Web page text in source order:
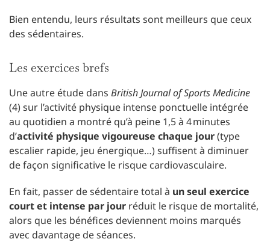
Bien entendu, leurs résultats sont meilleurs que ceux
des sédentaires.
Les exercices brefs
Une autre étude dans British Journal of Sports Medicine
(4) sur l’activité physique intense ponctuelle intégrée
au quotidien a montré qu’à peine 1,5 à 4 minutes
d’activité physique vigoureuse chaque jour(type
escalier rapide, jeu énergique…) suffisent à diminuer
de façon significative le risque cardiovasculaire.
En fait, passer de sédentaire total à un seul exercice
court et intense par jourréduit le risque de mortalité,
alors que les bénéfices deviennent moins marqués
avec davantage de séances.